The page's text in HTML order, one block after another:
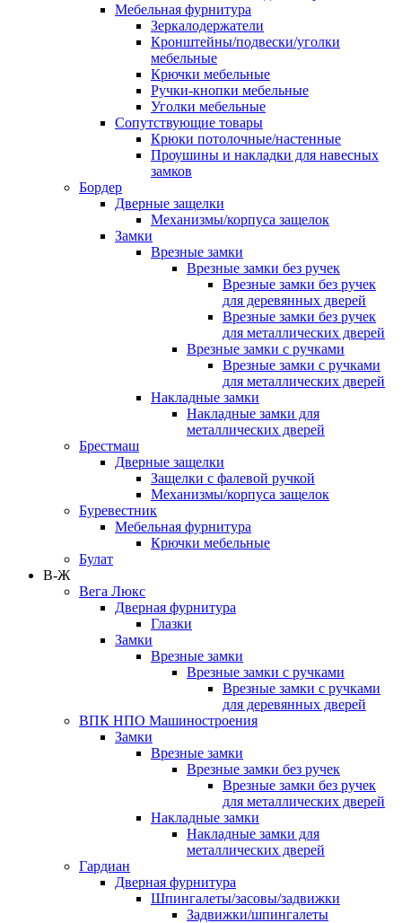
Мебельная фурнитура
Зеркалодержатели
Кронштейны/подвески/уголки
мебельные
Крючки мебельные
Ручки-кнопки мебельные
Уголки мебельные
Сопутствующие товары
Крюки потолочные/настенные
Проушины и накладки для навесных
замков
Бордер
Дверные защелки
Механизмы/корпуса защелок
Замки
Врезные замки
Врезные замки без ручек
Врезные замки без ручек
для деревянных дверей
Врезные замки без ручек
для металлических дверей
Врезные замки с ручками
Врезные замки с ручками
для металлических дверей
Накладные замки
Накладные замки для
металлических дверей
Брестмаш
Дверные защелки
Защелки с фалевой ручкой
Механизмы/корпуса защелок
Буревестник
Мебельная фурнитура
Крючки мебельные
Булат
В-Ж
Вега Люкс
Дверная фурнитура
Глазки
Замки
Врезные замки
Врезные замки с ручками
Врезные замки с ручками
для деревянных дверей
ВПК НПО Машиностроения
Замки
Врезные замки
Врезные замки без ручек
Врезные замки без ручек
для металлических дверей
Накладные замки
Накладные замки для
металлических дверей
Гардиан
Дверная фурнитура
Шпингалеты/засовы/задвижки
Задвижки/шпингалеты